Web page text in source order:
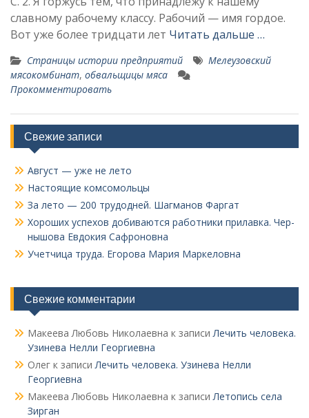
славному рабочему классу. Рабочий — имя гордое.
Вот уже более тридцати лет Читать дальше …
Страницы истории предприятий
Мелеузовский
мясокомбинат, обвальщицы мяса
Прокомментировать
Свежие записи
Август — уже не лето
Настоящие комсомольцы
За лето — 200 трудодней. Шагманов Фаргат
Хороших успехов добиваются работники прилавка. Чер­
нышова Евдокия Сафроновна
Учетчица труда. Его­рова Мария Маркеловна
Свежие комментарии
Макеева Любовь Николаевна к записиЛечить человека.
Узинева Нелли Георгиевна
Олег к записиЛечить человека. Узинева Нелли
Георгиевна
Макеева Любовь Николаевна к записиЛетопись села
Зирган